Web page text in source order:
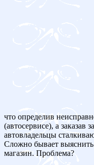
что определив
(автосервисе), а заказав
автовладельцы
Сложно бывает
магазин. Проблема?